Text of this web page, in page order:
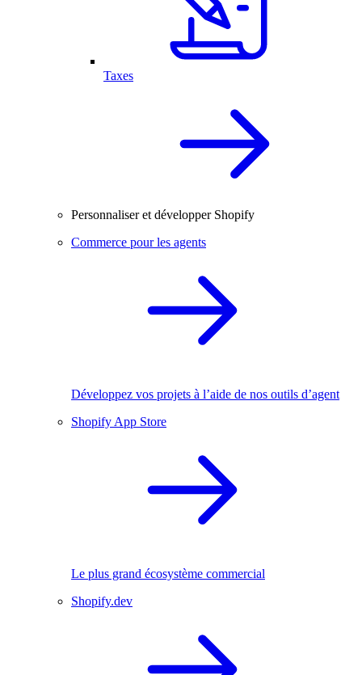
Taxes
Personnaliser et développer Shopify
Commerce pour les agents
Développez vos projets à l’aide de nos outils d’agent
Shopify App Store
Le plus grand écosystème commercial
Shopify.dev